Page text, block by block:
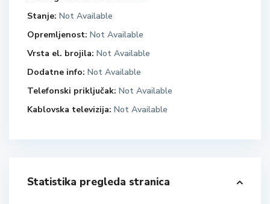
Stanje: Not Available
Opremljenost: Not Available
Vrsta el. brojila: Not Available
Dodatne info: Not Available
Telefonski priključak: Not Available
Kablovska televizija: Not Available
Statistika pregleda stranica